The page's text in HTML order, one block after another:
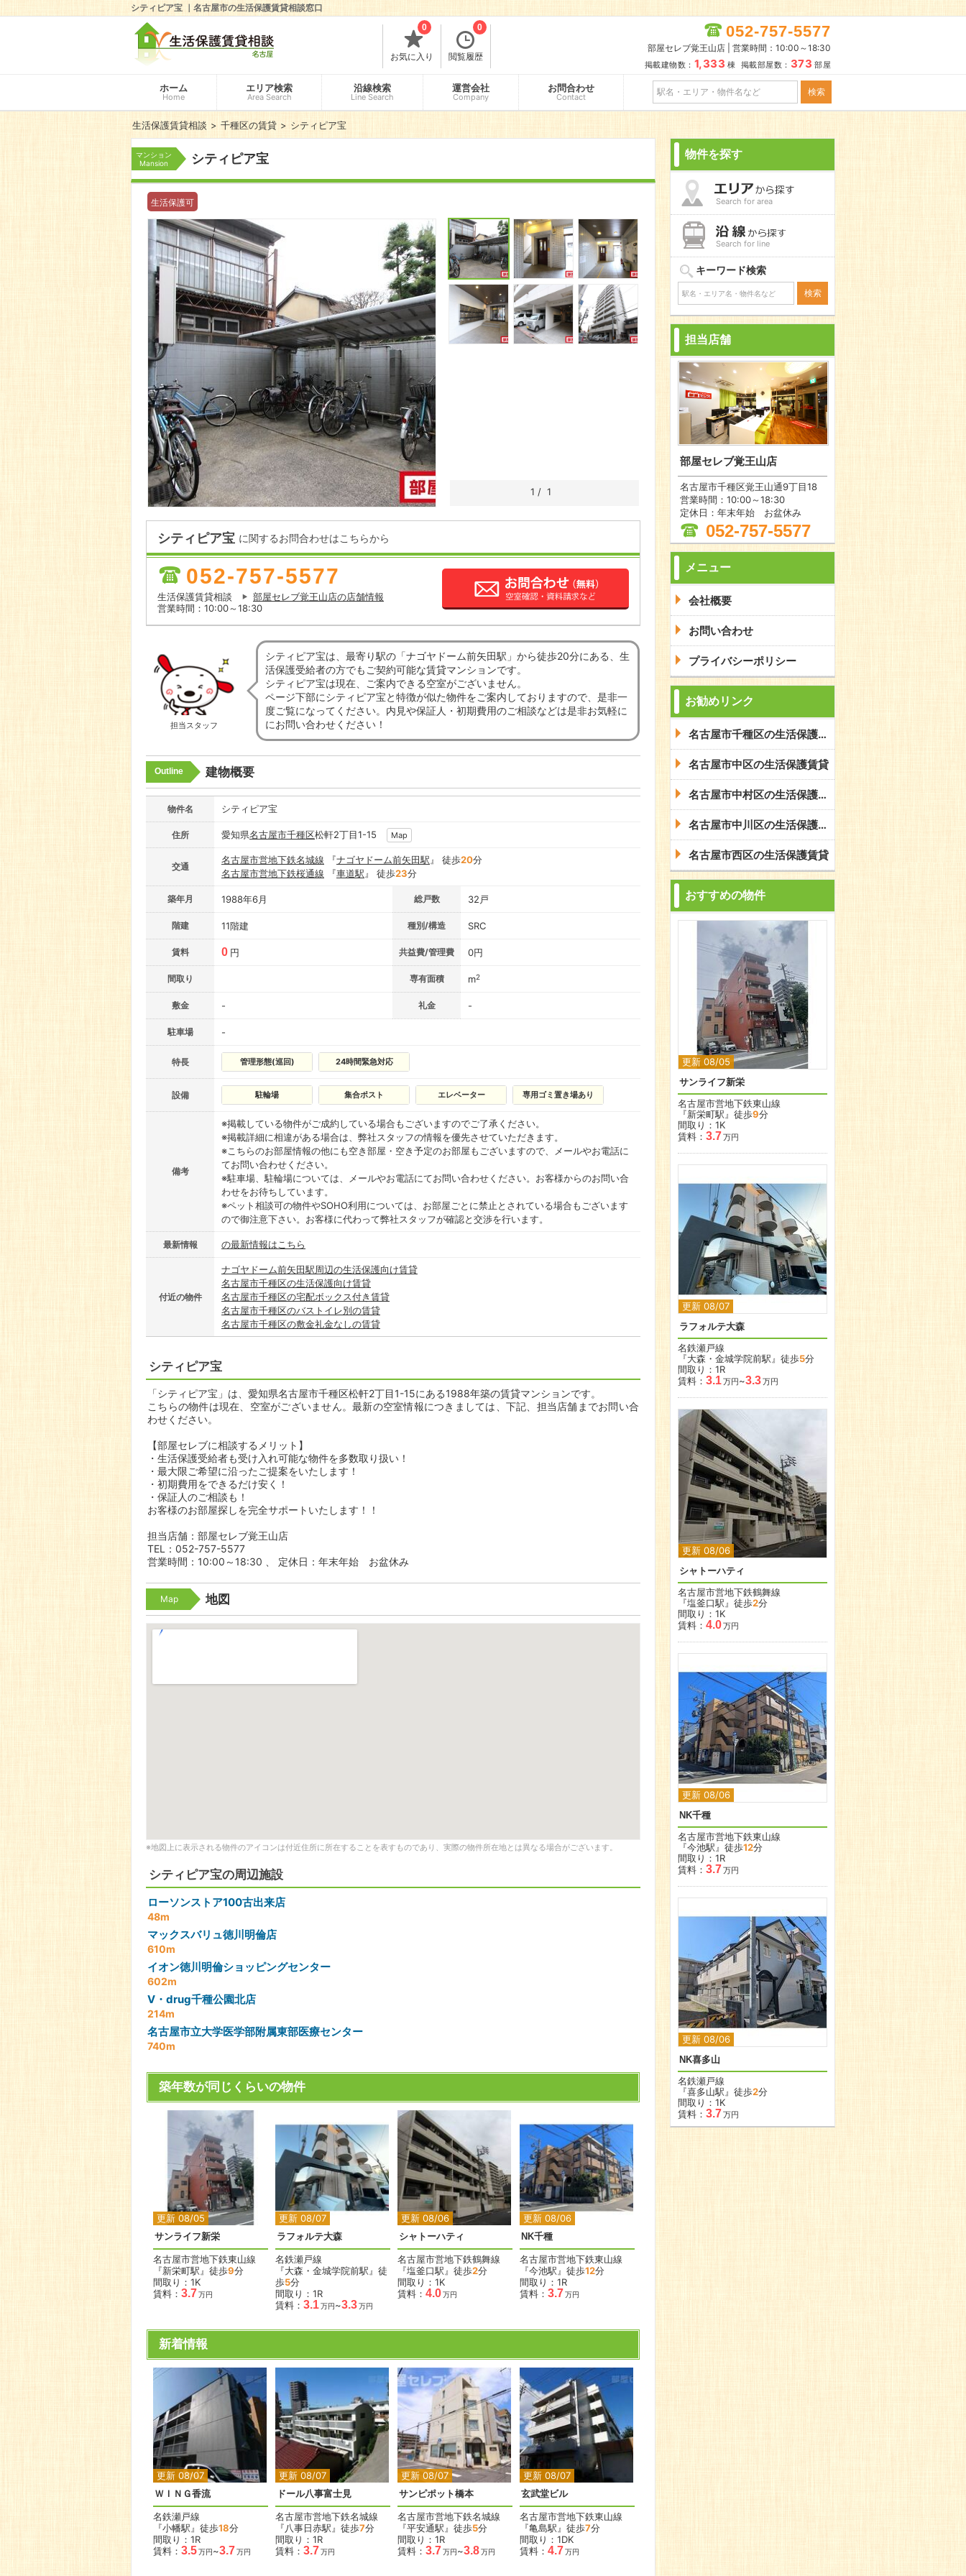
シティピア宝 ｜名古屋市の生活保護賃貸相談窓口
お気に入り
0
閲覧履歴
0 052-757-5577
部屋セレブ覚王山店 | 営業時間：10:00～18:30
掲載建物数： 1,333 棟 掲載部屋数： 373 部屋
ホーム
Home
エリア検索
Area Search
沿線検索
Line Search
運営会社
Company
お問合わせ
Contact
生活保護賃貸相談 千種区の賃貸 シティピア宝
マンション
Mansion
シティピア宝
生活保護可
1 / 1
シティピア宝 に関するお問合わせはこちらから
052-757-5577
生活保護賃貸相談
部屋セレブ覚王山店の店舗情報
営業時間：10:00～18:30
担当スタッフ
シティピア宝は、最寄り駅の「ナゴヤドーム前矢田駅」から徒歩20分にある、生
活保護受給者の方でもご契約可能な賃貸マンションです。
シティピア宝は現在、ご案内できる空室がございません。
ページ下部にシティピア宝と特徴が似た物件をご案内しておりますので、是非一
度ご覧になってください。内見や保証人・初期費用のご相談などは是非お気軽に
にお問い合わせください！
Outline 建物概要
物件名 シティピア宝
住所 愛知県名古屋市千種区松軒2丁目1-15 Map
交通
名古屋市営地下鉄名城線 『ナゴヤドーム前矢田駅 』 徒歩20分
名古屋市営地下鉄桜通線 『車道駅 』 徒歩23分
築年月 1988年6月 総戸数 32戸
階建 11階建 種別/構造 SRC
賃料 0 円 共益費/管理費 0円
間取り 専有面積 m2
敷金 - 礼金 -
駐車場 -
特長 管理形態(巡回) 24時間緊急対応
設備 駐輪場 集合ポスト エレベーター 専用ゴミ置き場あり
備考
※掲載している物件がご成約している場合もございますのでご了承ください。
※掲載詳細に相違がある場合は、弊社スタッフの情報を優先させていただきます。
※こちらのお部屋情報の他にも空き部屋・空き予定のお部屋もございますので、メールやお電話に
てお問い合わせください。
※駐車場、駐輪場については、メールやお電話にてお問い合わせください。お客様からのお問い合
わせをお待ちしています。
※ペット相談可の物件やSOHO利用については、お部屋ごとに禁止とされている場合もございます
ので御注意下さい。お客様に代わって弊社スタッフが確認と交渉を行います。
最新情報 の最新情報はこちら
付近の物件
ナゴヤドーム前矢田駅周辺の生活保護向け賃貸
名古屋市千種区の生活保護向け賃貸
名古屋市千種区の宅配ボックス付き賃貸
名古屋市千種区のバストイレ別の賃貸
名古屋市千種区の敷金礼金なしの賃貸
シティピア宝
「シティピア宝」は、愛知県名古屋市千種区松軒2丁目1-15にある1988年築の賃貸マンションです。
こちらの物件は現在、空室がございません。最新の空室情報につきましては、下記、担当店舗までお問い合
わせください。
【部屋セレブに相談するメリット】
・生活保護受給者も受け入れ可能な物件を多数取り扱い！
・最大限ご希望に沿ったご提案をいたします！
・初期費用をできるだけ安く！
・保証人のご相談も！
お客様のお部屋探しを完全サポートいたします！！
担当店舗：部屋セレブ覚王山店
TEL：052-757-5577
営業時間：10:00～18:30 、 定休日：年末年始 お盆休み
Map 地図
※地図上に表示される物件のアイコンは付近住所に所在することを表すものであり、実際の物件所在地とは異なる場合がございます。
シティピア宝の周辺施設
ローソンストア100古出来店
48m
マックスバリュ徳川明倫店
610m
イオン徳川明倫ショッピングセンター
602m
V・drug千種公園北店
214m
名古屋市立大学医学部附属東部医療センター
740m
築年数が同じくらいの物件
更新 08/05
サンライフ新栄
名古屋市営地下鉄東山線
『新栄町駅』徒歩9分
間取り：1K
賃料： 3.7万円
更新 08/07
ラフォルテ大森
名鉄瀬戸線
『大森・金城学院前駅』徒
歩5分
間取り：1R
賃料： 3.1万円~3.3万円
更新 08/06
シャトーハティ
名古屋市営地下鉄鶴舞線
『塩釜口駅』徒歩2分
間取り：1K
賃料： 4.0万円
更新 08/06
NK千種
名古屋市営地下鉄東山線
『今池駅』徒歩12分
間取り：1R
賃料： 3.7万円
新着情報
更新 08/07
ＷＩＮＧ香流
名鉄瀬戸線
『小幡駅』徒歩18分
間取り：1R
賃料： 3.5万円~3.7万円
更新 08/07
ドール八事富士見
名古屋市営地下鉄名城線
『八事日赤駅』徒歩7分
間取り：1R
賃料： 3.7万円
更新 08/07
サンピポット橋本
名古屋市営地下鉄名城線
『平安通駅』徒歩5分
間取り：1R
賃料： 3.7万円~3.8万円
更新 08/07
玄武堂ビル
名古屋市営地下鉄東山線
『亀島駅』徒歩7分
間取り：1DK
賃料： 4.7万円
物件を探す
Search for area
Search for line
キーワード検索
担当店舗
部屋セレブ覚王山店
名古屋市千種区覚王山通9丁目18
営業時間：10:00～18:30
定休日：年末年始 お盆休み
052-757-5577
メニュー
会社概要
お問い合わせ
プライバシーポリシー
お勧めリンク
名古屋市千種区の生活保護賃貸
名古屋市中区の生活保護賃貸
名古屋市中村区の生活保護賃貸
名古屋市中川区の生活保護賃貸
名古屋市西区の生活保護賃貸
おすすめの物件
更新 08/05
サンライフ新栄
名古屋市営地下鉄東山線
『新栄町駅』徒歩9分
間取り：1K
賃料： 3.7万円
更新 08/07
ラフォルテ大森
名鉄瀬戸線
『大森・金城学院前駅』徒歩5分
間取り：1R
賃料： 3.1万円~3.3万円
更新 08/06
シャトーハティ
名古屋市営地下鉄鶴舞線
『塩釜口駅』徒歩2分
間取り：1K
賃料： 4.0万円
更新 08/06
NK千種
名古屋市営地下鉄東山線
『今池駅』徒歩12分
間取り：1R
賃料： 3.7万円
更新 08/06
NK喜多山
名鉄瀬戸線
『喜多山駅』徒歩2分
間取り：1K
賃料： 3.7万円